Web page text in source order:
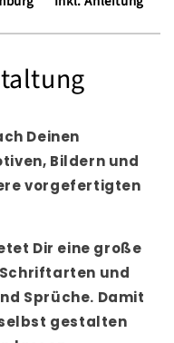
Deinen
Bildern und
vorgefertigten
Dir eine große
und
Sprüche. Damit
gestalten